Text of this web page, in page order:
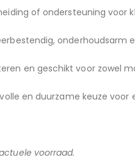
of ondersteuning voor
onderhoudsarm
en geschikt voor zowel
en duurzame keuze
voorraad.